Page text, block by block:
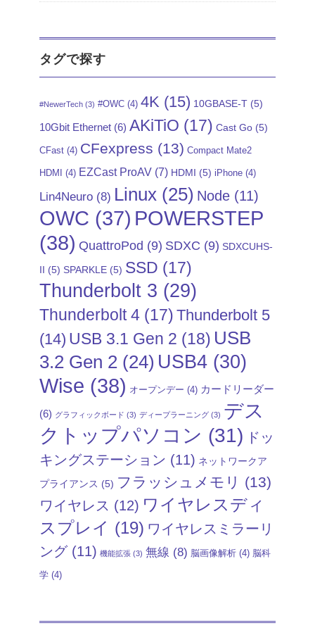
タグで探す
#NewerTech (3) #OWC (4) 4K (15) 10GBASE-T (5)
10Gbit Ethernet (6) AKiTiO (17) Cast Go (5)
CFast (4) CFexpress (13) Compact Mate2
HDMI (4) EZCast ProAV (7) HDMI (5) iPhone (4)
Lin4Neuro (8) Linux (25) Node (11)
OWC (37) POWERSTEP
(38) QuattroPod (9) SDXC (9) SDXCUHS-
II (5) SPARKLE (5) SSD (17)
Thunderbolt 3 (29)
Thunderbolt 4 (17) Thunderbolt 5
(14) USB 3.1 Gen 2 (18) USB
3.2 Gen 2 (24) USB4 (30)
Wise (38) オープンデー (4) カードリーダー
(6) グラフィックボード (3) ディープラーニング (3) デス
クトップパソコン (31) ドッ
キングステーション (11) ネットワークア
プライアンス (5) フラッシュメモリ (13)
ワイヤレス (12) ワイヤレスディ
スプレイ (19) ワイヤレスミラーリ
ング(11) 機能拡張 (3) 無線 (8) 脳画像解析 (4) 脳科
学 (4)